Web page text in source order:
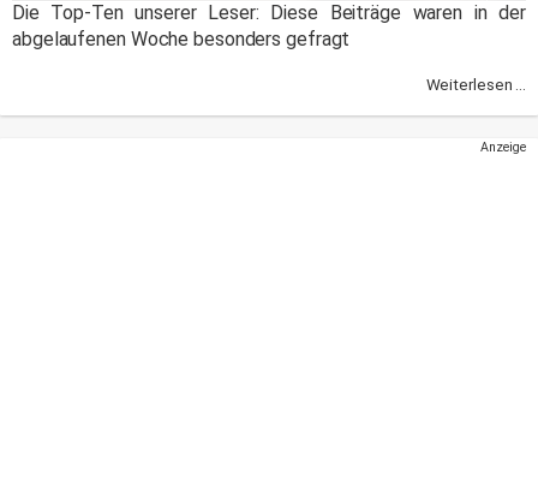
Die Top-Ten unserer Leser: Diese Beiträge waren in der
abgelaufenen Woche besonders gefragt
Weiterlesen ...
Anzeige